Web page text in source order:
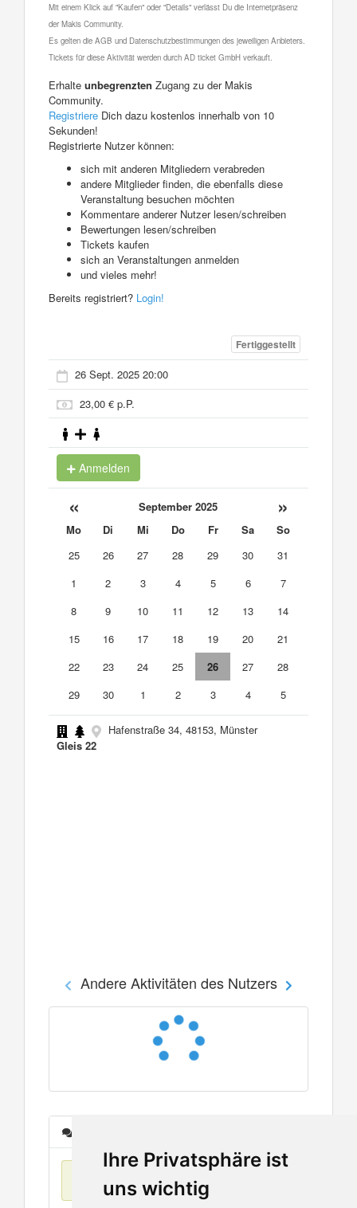
Ihre Privatsphäre ist
uns wichtig
Mit einem Klick auf "Kaufen" oder "Details" verlässt Du die Internetpräsenz
der Makis Community.
Es gelten die AGB und Datenschutzbestimmungen des jeweiligen Anbieters.
Tickets für diese Aktivität werden durch AD ticket GmbH verkauft.
Erhalte unbegrenzten Zugang zu der Makis
Community.
Registriere Dich dazu kostenlos innerhalb von 10
Sekunden!
Registrierte Nutzer können:
sich mit anderen Mitgliedern verabreden
andere Mitglieder finden, die ebenfalls diese
Veranstaltung besuchen möchten
Kommentare anderer Nutzer lesen/schreiben
Bewertungen lesen/schreiben
Tickets kaufen
sich an Veranstaltungen anmelden
und vieles mehr!
Bereits registriert? Login!
Fertiggestellt
26 Sept. 2025 20:00
23,00 € p.P.
Anmelden
« September 2025 »
Mo Di Mi Do Fr Sa
So
25
26 27 28 29 30
31
1
2 3 4 5 6
7
8
9 10 11 12 13
14
15
16 17 18 19 20
21
22
23 24 25 26 27
28
29
30 1 2 3 4 5
Hafenstraße 34, 48153, Münster
Gleis 22
Andere Aktivitäten des Nutzers
Keine Einträge